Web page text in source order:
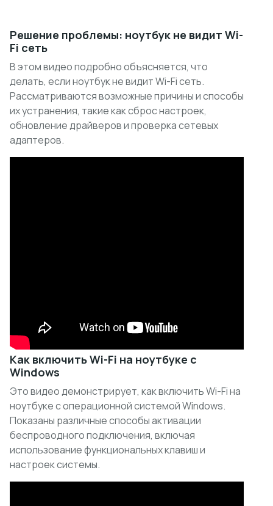
Решение проблемы: ноутбук не видит Wi-
Fi сеть
В этом видео подробно объясняется, что
делать, если ноутбук не видит Wi-Fi сеть.
Рассматриваются возможные причины и способы
их устранения, такие как сброс настроек,
обновление драйверов и проверка сетевых
адаптеров.
Как включить Wi-Fi на ноутбуке с
Windows
Это видео демонстрирует, как включить Wi-Fi на
ноутбуке с операционной системой Windows.
Показаны различные способы активации
беспроводного подключения, включая
использование функциональных клавиш и
настроек системы.